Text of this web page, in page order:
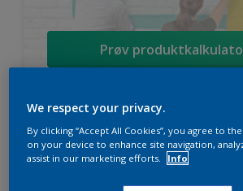
Prøv
Ambiance Endless Sky takmaling
We respect your privacy.
By clicking “Accept All Cookies”, you agree to
on your device to enhance site navigation,
assist in our marketing efforts.
Info